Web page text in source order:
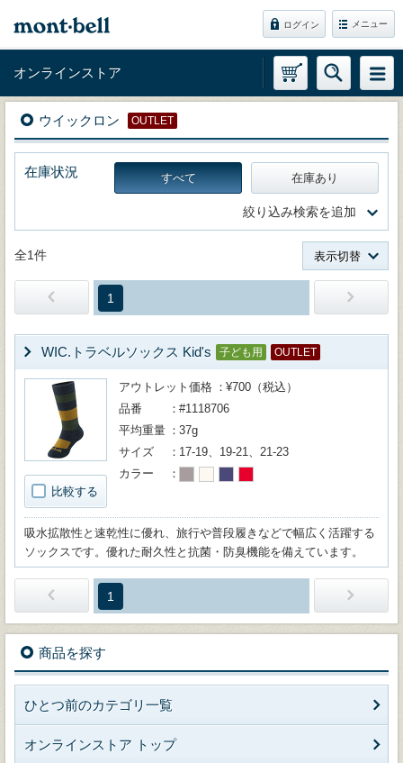
ログイン メニュー
オンラインストア
ウイックロン OUTLET
在庫状況 すべて 在庫あり
絞り込み検索を追加
全1件 表示切替
1
WIC.トラベルソックス Kid's 子ども用 OUTLET
比較する
アウトレット価格
¥700（税込）
品番
#1118706
平均重量
37g
サイズ
17-19、19-21、21-23
カラー
吸水拡散性と速乾性に優れ、旅行や普段履きなどで幅広く活躍する
ソックスです。優れた耐久性と抗菌・防臭機能を備えています。
1
商品を探す
ひとつ前のカテゴリ一覧
オンラインストア トップ